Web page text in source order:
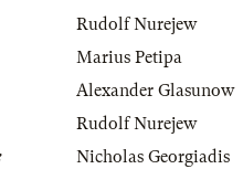
Rudolf Nurejew
Marius Petipa
Alexander Glasunow
Rudolf Nurejew
Nicholas Georgiadis